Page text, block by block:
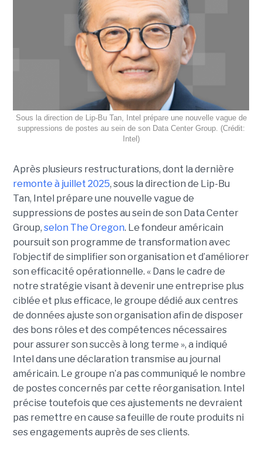
Sous la direction de Lip-Bu Tan, Intel prépare une nouvelle vague de
suppressions de postes au sein de son Data Center Group. (Crédit:
Intel)
Après plusieurs restructurations, dont la dernière
remonte à juillet 2025, sous la direction de Lip-Bu
Tan, Intel prépare une nouvelle vague de
suppressions de postes au sein de son Data Center
Group, selon The Oregon. Le fondeur américain
poursuit son programme de transformation avec
l’objectif de simplifier son organisation et d’améliorer
son efficacité opérationnelle. « Dans le cadre de
notre stratégie visant à devenir une entreprise plus
ciblée et plus efficace, le groupe dédié aux centres
de données ajuste son organisation afin de disposer
des bons rôles et des compétences nécessaires
pour assurer son succès à long terme », a indiqué
Intel dans une déclaration transmise au journal
américain. Le groupe n’a pas communiqué le nombre
de postes concernés par cette réorganisation. Intel
précise toutefois que ces ajustements ne devraient
pas remettre en cause sa feuille de route produits ni
ses engagements auprès de ses clients.